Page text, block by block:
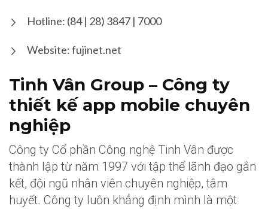
Hotline: (84 | 28) 3847 | 7000
Website: fujinet.net
Tinh Vân Group – Công ty
thiết kế app mobile chuyên
nghiệp
Công ty Cổ phần Công nghệ Tinh Vân được
thành lập từ năm 1997 với tập thể lãnh đạo gắn
kết, đội ngũ nhân viên chuyên nghiệp, tâm
huyết. Công ty luôn khẳng định mình là một